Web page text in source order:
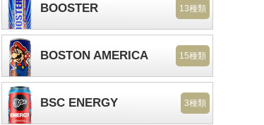
BOOSTER 13種類
BOSTON AMERICA 15種類
BSC ENERGY 3種類